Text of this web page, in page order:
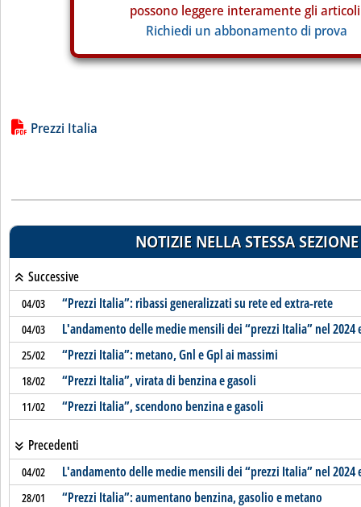
possono leggere interamente gli
Richiedi un abbonamento di prova
Lista allegati PDF alla notizia
Prezzi Italia
NOTIZIE NELLA STESSA SEZIONE
Successive
04/03 “Prezzi Italia”: ribassi generalizzati su rete ed extra-rete
04/03 L'andamento delle medie mensili dei “prezzi Italia” nel 2024
25/02 “Prezzi Italia”: metano, Gnl e Gpl ai massimi
18/02 “Prezzi Italia”, virata di benzina e gasoli
11/02 “Prezzi Italia”, scendono benzina e gasoli
Precedenti
04/02 L'andamento delle medie mensili dei “prezzi Italia” nel 2024
28/01 “Prezzi Italia”: aumentano benzina, gasolio e metano